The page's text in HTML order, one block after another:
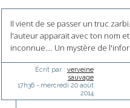
Il vient de se passer un truc
l'auteur apparait avec ton nom
inconnue.... Un mystère de
Écrit par : verveine
sauvage
17h36- mercredi 20 août
2014